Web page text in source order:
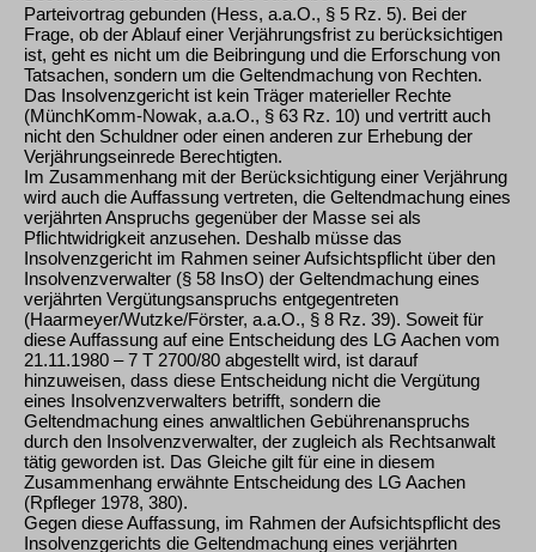
Parteivortrag gebunden (Hess, a.a.O., § 5 Rz. 5). Bei der
Frage, ob der Ablauf einer Verjährungsfrist zu berücksichtigen
ist, geht es nicht um die Beibringung und die Erforschung von
Tatsachen, sondern um die Geltendmachung von Rechten.
Das Insolvenzgericht ist kein Träger materieller Rechte
(MünchKomm-Nowak, a.a.O., § 63 Rz. 10) und vertritt auch
nicht den Schuldner oder einen anderen zur Erhebung der
Verjährungseinrede Berechtigten.
Im Zusammenhang mit der Berücksichtigung einer Verjährung
wird auch die Auffassung vertreten, die Geltendmachung eines
verjährten Anspruchs gegenüber der Masse sei als
Pflichtwidrigkeit anzusehen. Deshalb müsse das
Insolvenzgericht im Rahmen seiner Aufsichtspflicht über den
Insolvenzverwalter (§ 58 InsO) der Geltendmachung eines
verjährten Vergütungsanspruchs entgegentreten
(Haarmeyer/Wutzke/Förster, a.a.O., § 8 Rz. 39). Soweit für
diese Auffassung auf eine Entscheidung des LG Aachen vom
21.11.1980 – 7 T 2700/80 abgestellt wird, ist darauf
hinzuweisen, dass diese Entscheidung nicht die Vergütung
eines Insolvenzverwalters betrifft, sondern die
Geltendmachung eines anwaltlichen Gebührenanspruchs
durch den Insolvenzverwalter, der zugleich als Rechtsanwalt
tätig geworden ist. Das Gleiche gilt für eine in diesem
Zusammenhang erwähnte Entscheidung des LG Aachen
(Rpfleger 1978, 380).
Gegen diese Auffassung, im Rahmen der Aufsichtspflicht des
Insolvenzgerichts die Geltendmachung eines verjährten